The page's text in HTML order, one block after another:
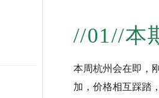
//01//本
本周杭州会在即，
加，价格相互踩踏